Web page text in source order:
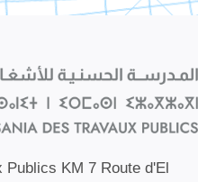
Publics KM 7 Route d'El